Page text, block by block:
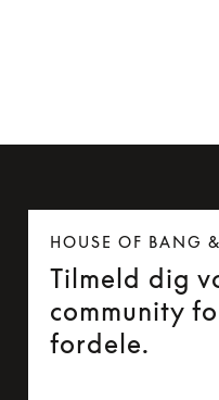
HOUSE OF BANG
Tilmeld dig
community
fordele.